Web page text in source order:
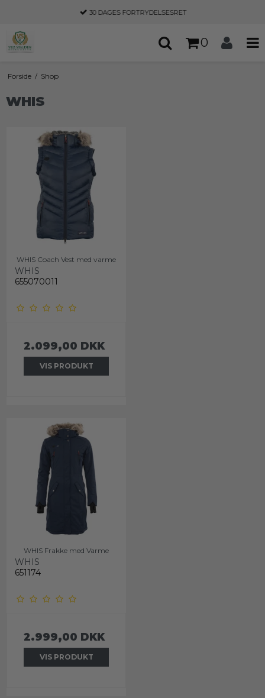
30 DAGES FORTRYDELSESRET
0
Forside / Shop
WHIS
WHIS Coach Vest med varme
WHIS
655070011
2.099,00 DKK
VIS PRODUKT
WHIS Frakke med Varme
WHIS
651174
2.999,00 DKK
VIS PRODUKT